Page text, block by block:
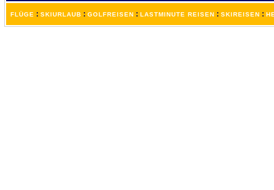
FLÜGE : SKIURLAUB : GOLFREISEN : LASTMINUTE REISEN : SKIREISEN :